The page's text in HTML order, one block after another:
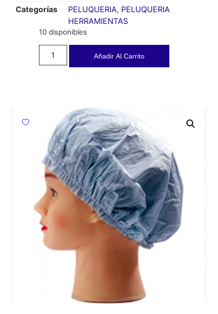
Categorías
PELUQUERIA, PELUQUERIA
HERRAMIENTAS
10 disponibles
Añadir Al Carrito